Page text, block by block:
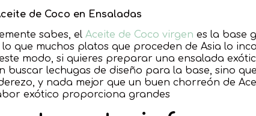
de Coco en Ensaladas
sabes, el Aceite de Coco virgen es la base
que muchos platos que proceden de Asia lo
modo, si quieres preparar una ensalada
buscar lechugas de diseño para la base, sino
y nada mejor que un buen chorreón de
exótico proporciona grandes